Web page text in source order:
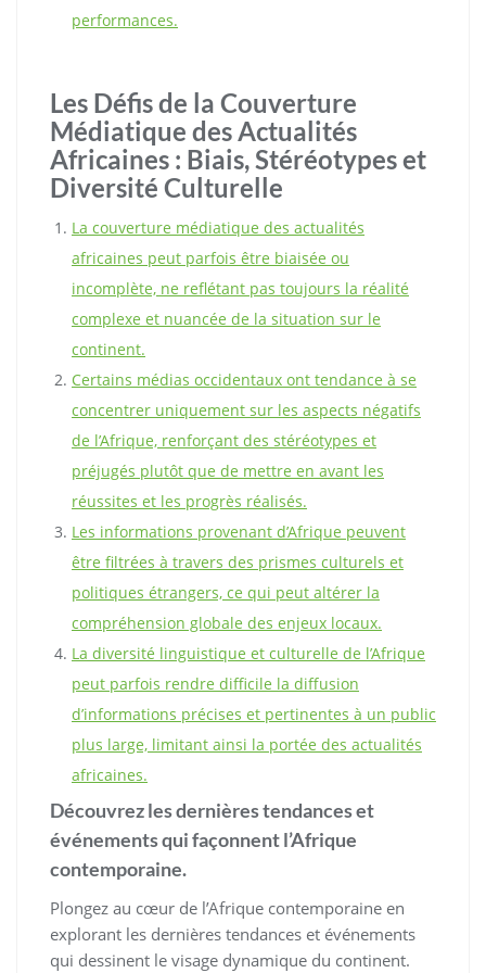
performances.
Les Défis de la Couverture
Médiatique des Actualités
Africaines : Biais, Stéréotypes et
Diversité Culturelle
La couverture médiatique des actualités
africaines peut parfois être biaisée ou
incomplète, ne reflétant pas toujours la réalité
complexe et nuancée de la situation sur le
continent.
Certains médias occidentaux ont tendance à se
concentrer uniquement sur les aspects négatifs
de l’Afrique, renforçant des stéréotypes et
préjugés plutôt que de mettre en avant les
réussites et les progrès réalisés.
Les informations provenant d’Afrique peuvent
être filtrées à travers des prismes culturels et
politiques étrangers, ce qui peut altérer la
compréhension globale des enjeux locaux.
La diversité linguistique et culturelle de l’Afrique
peut parfois rendre difficile la diffusion
d’informations précises et pertinentes à un public
plus large, limitant ainsi la portée des actualités
africaines.
Découvrez les dernières tendances et
événements qui façonnent l’Afrique
contemporaine.
Plongez au cœur de l’Afrique contemporaine en
explorant les dernières tendances et événements
qui dessinent le visage dynamique du continent.